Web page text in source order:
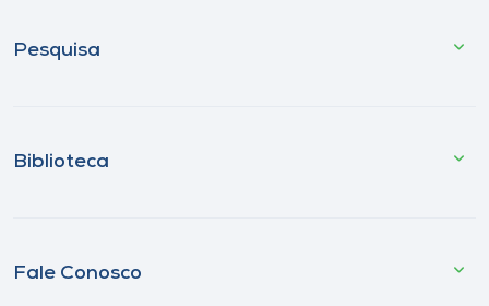
Pesquisa
Biblioteca
Fale Conosco